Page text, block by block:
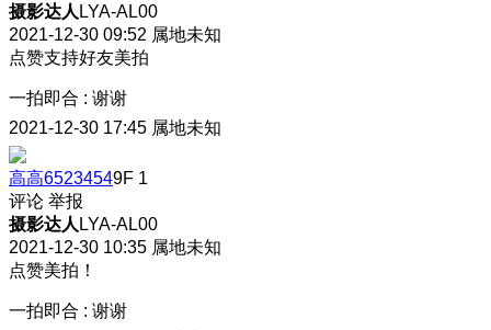
摄影达人 LYA-AL00
2021-12-30 09:52 属地未知
点赞支持好友美拍
一拍即合 : 谢谢
2021-12-30 17:45 属地未知
高高65234549F 1
评论 举报
摄影达人 LYA-AL00
2021-12-30 10:35 属地未知
点赞美拍！
一拍即合 : 谢谢